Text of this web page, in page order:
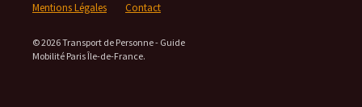
Mentions Légales Contact
© 2026 Transport de Personne - Guide
Mobilité Paris Île-de-France.